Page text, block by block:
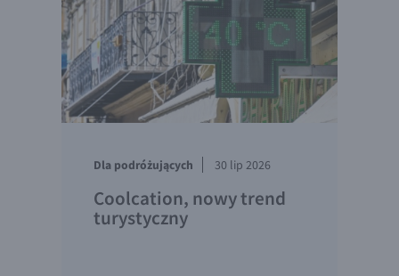
EUR/TRY
EUR/ZAR
GBP/USD
USD/CHF
GBP/CHF
Dla podróżujących 30 lip 2026
Coolcation, nowy trend
turystyczny